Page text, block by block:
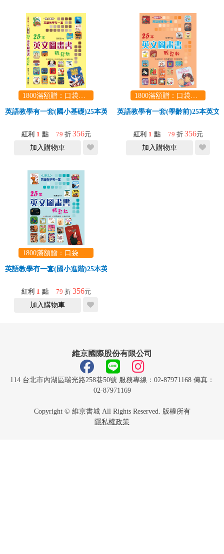
1800滿額贈：口袋玩具一份（隨機出貨） (summer read)
英語教學有一套(國小基礎)25本英文圖畫書輕鬆教
紅利 1 點 79 折 356元
加入購物車
1800滿額贈：口袋玩具一份（隨機出貨） (summer read)
英語教學有一套(學齡前)25本英文
紅利 1 點 79 折 356元
加入購物車
1800滿額贈：口袋玩具一份（隨機出貨） (summer read)
英語教學有一套(國小進階)25本英文圖畫書輕鬆教
紅利 1 點 79 折 356元
加入購物車
維京國際股份有限公司
114 台北市內湖區瑞光路258巷50號 服務專線：02-87971168 傳真：
02-87971169
Copyright © 維京書城 All Rights Reserved. 版權所有
隱私權政策